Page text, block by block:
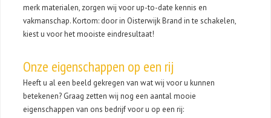
merk materialen, zorgen wij voor up-to-date kennis en
vakmanschap. Kortom: door in Oisterwijk Brand in te schakelen,
kiest u voor het mooiste eindresultaat!
Onze eigenschappen op een rij
Heeft u al een beeld gekregen van wat wij voor u kunnen
betekenen? Graag zetten wij nog een aantal mooie
eigenschappen van ons bedrijf voor u op een rij: